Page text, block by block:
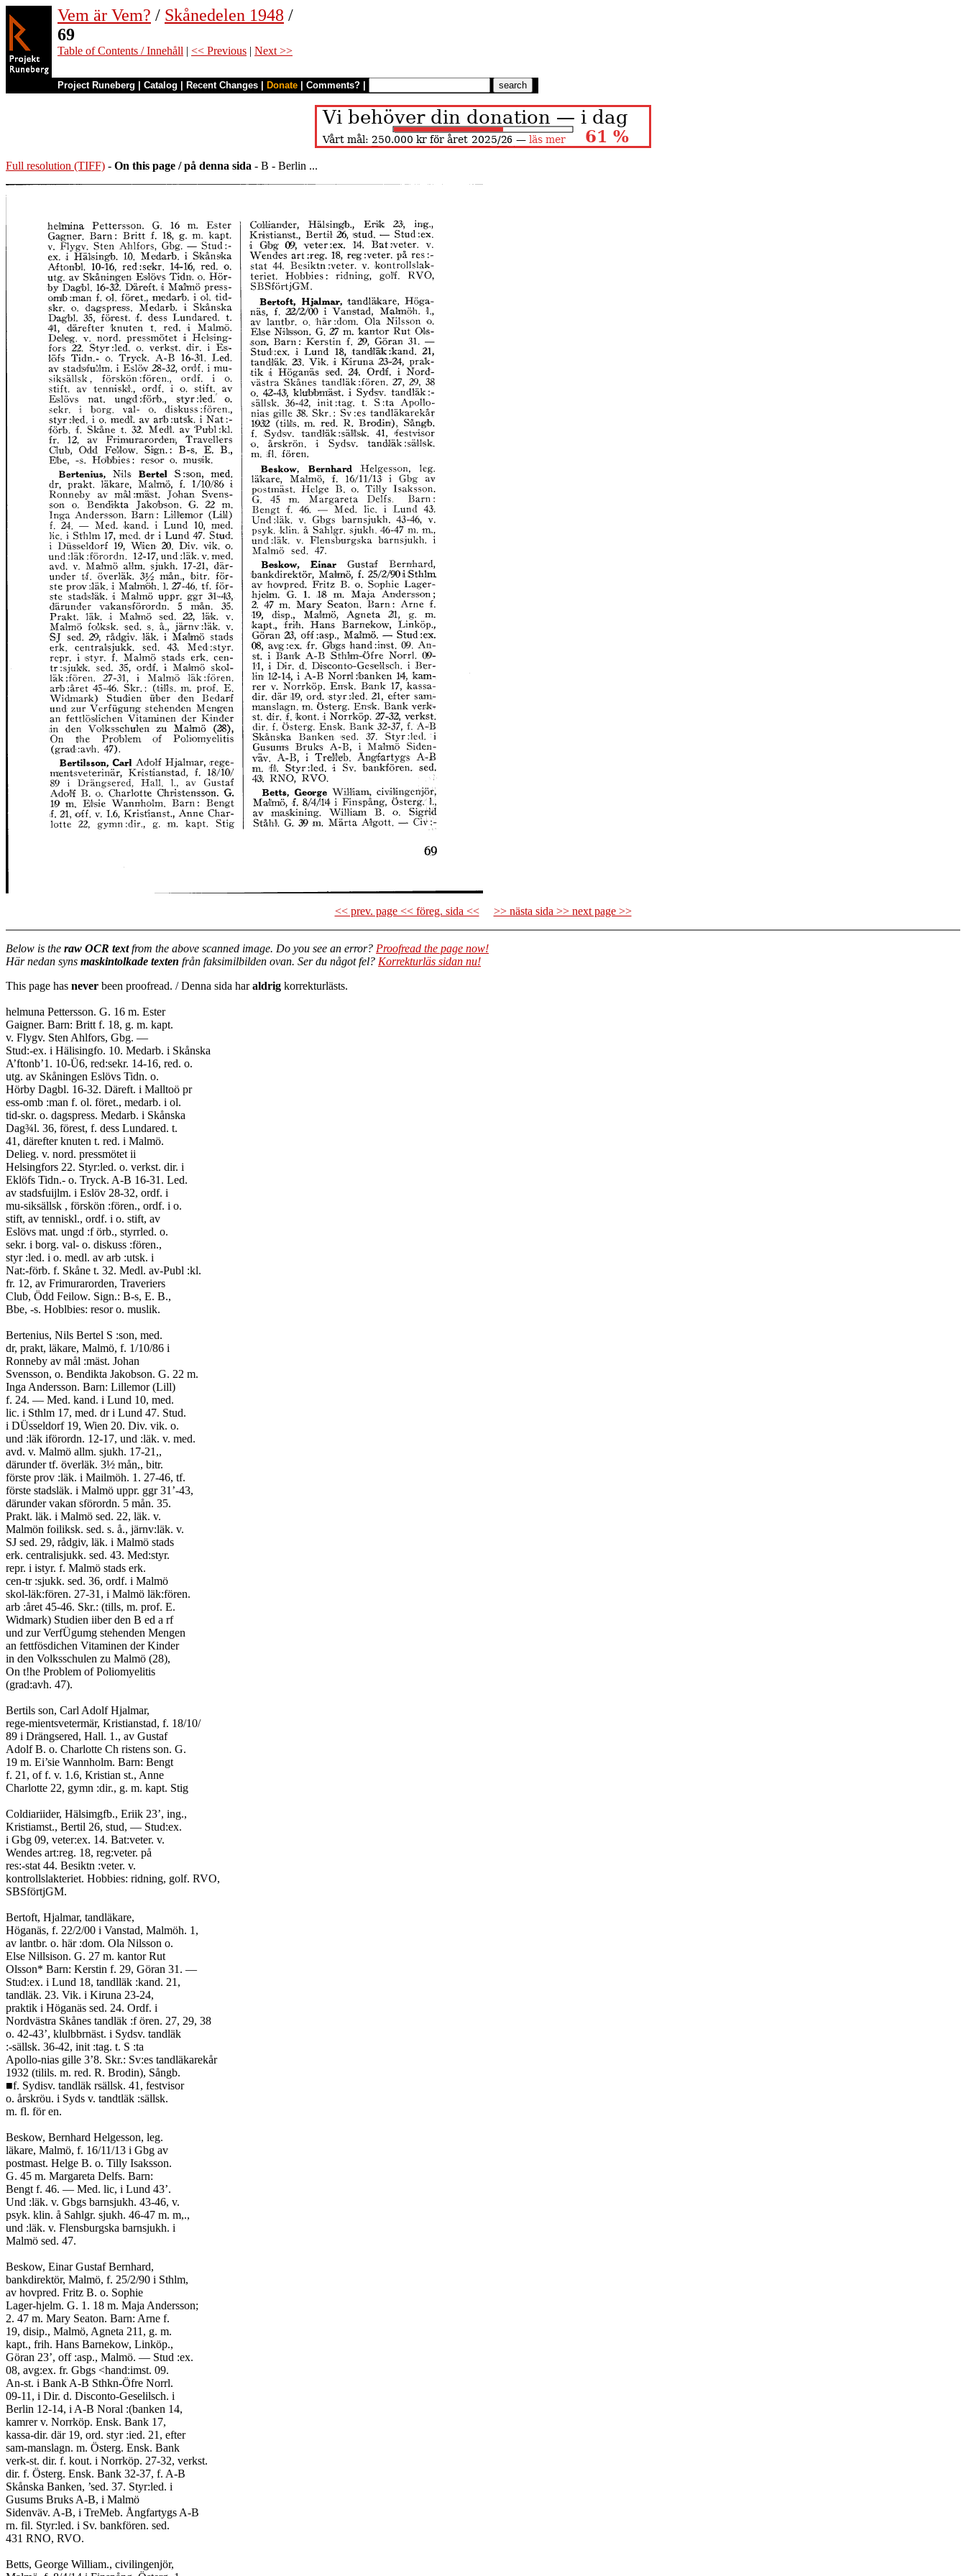
Vem är Vem? / Skånedelen 1948 /
69
Table of Contents / Innehåll | << Previous | Next >>
Project Runeberg Catalog Recent Changes Donate Comments?
Full resolution (TIFF) - On this page / på denna sida - B - Berlin ...
<< prev. page << föreg. sida << >> nästa sida >> next page >>
Below is the raw OCR textfrom the above scanned image. Do you see an error? Proofread the page now!
Här nedan syns maskintolkade texten från faksimilbilden ovan. Ser du något fel? Korrekturläs sidan nu!
This page has never been proofread. / Denna sida haraldrig korrekturlästs.
helmuna Pettersson. G. 16 m. Ester
Gaigner. Barn: Britt f. 18, g. m. kapt.
v. Flygv. Sten Ahlfors, Gbg. —
Stud:-ex. i Hälisingfo. 10. Medarb. i Skånska
A’ftonb’1. 10-Ü6, red:sekr. 14-16, red. o.
utg. av Skåningen Eslövs Tidn. o.
Hörby Dagbl. 16-32. Däreft. i Malltoö pr
ess-omb :man f. ol. föret., medarb. i ol.
tid-skr. o. dagspress. Medarb. i Skånska
Dag¾l. 36, förest, f. dess Lundared. t.
41, därefter knuten t. red. i Malmö.
Delieg. v. nord. pressmötet ii
Helsingfors 22. Styr:led. o. verkst. dir. i
Eklöfs Tidn.- o. Tryck. A-B 16-31. Led.
av stadsfuijlm. i Eslöv 28-32, ordf. i
mu-siksällsk , förskön :fören., ordf. i o.
stift, av tenniskl., ordf. i o. stift, av
Eslövs mat. ungd :f örb., styrrled. o.
sekr. i borg. val- o. diskuss :fören.,
styr :led. i o. medl. av arb :utsk. i
Nat:-förb. f. Skåne t. 32. Medl. av-Publ :kl.
fr. 12, av Frimurarorden, Traveriers
Club, Ödd Feilow. Sign.: B-s, E. B.,
Bbe, -s. Hoblbies: resor o. muslik.
Bertenius, Nils Bertel S :son, med.
dr, prakt, läkare, Malmö, f. 1/10/86 i
Ronneby av mål :mäst. Johan
Svensson, o. Bendikta Jakobson. G. 22 m.
Inga Andersson. Barn: Lillemor (Lill)
f. 24. — Med. kand. i Lund 10, med.
lic. i Sthlm 17, med. dr i Lund 47. Stud.
i DÜsseldorf 19, Wien 20. Div. vik. o.
und :läk iförordn. 12-17, und :läk. v. med.
avd. v. Malmö allm. sjukh. 17-21,,
därunder tf. överläk. 3½ mån,, bitr.
förste prov :läk. i Mailmöh. 1. 27-46, tf.
förste stadsläk. i Malmö uppr. ggr 31’-43,
därunder vakan sförordn. 5 mån. 35.
Prakt. läk. i Malmö sed. 22, läk. v.
Malmön foiliksk. sed. s. å., järnv:läk. v.
SJ sed. 29, rådgiv, läk. i Malmö stads
erk. centralisjukk. sed. 43. Med:styr.
repr. i istyr. f. Malmö stads erk.
cen-tr :sjukk. sed. 36, ordf. i Malmö
skol-läk:fören. 27-31, i Malmö läk:fören.
arb :året 45-46. Skr.: (tills, m. prof. E.
Widmark) Studien iiber den B ed a rf
und zur VerfÜgumg stehenden Mengen
an fettfösdichen Vitaminen der Kinder
in den Volksschulen zu Malmö (28),
On t!he Problem of Poliomyelitis
(grad:avh. 47).
Bertils son, Carl Adolf Hjalmar,
rege-mientsvetermär, Kristianstad, f. 18/10/
89 i Drängsered, Hall. 1., av Gustaf
Adolf B. o. Charlotte Ch ristens son. G.
19 m. Ei’sie Wannholm. Barn: Bengt
f. 21, of f. v. 1.6, Kristian st., Anne
Charlotte 22, gymn :dir., g. m. kapt. Stig
Coldiariider, Hälsimgfb., Eriik 23’, ing.,
Kristiamst., Bertil 26, stud, — Stud:ex.
i Gbg 09, veter:ex. 14. Bat:veter. v.
Wendes art:reg. 18, reg:veter. på
res:-stat 44. Besiktn :veter. v.
kontrollslakteriet. Hobbies: ridning, golf. RVO,
SBSförtjGM.
Bertoft, Hjalmar, tandläkare,
Höganäs, f. 22/2/00 i Vanstad, Malmöh. 1,
av lantbr. o. här :dom. Ola Nilsson o.
Else Nillsison. G. 27 m. kantor Rut
Olsson* Barn: Kerstin f. 29, Göran 31. —
Stud:ex. i Lund 18, tandlläk :kand. 21,
tandläk. 23. Vik. i Kiruna 23-24,
praktik i Höganäs sed. 24. Ordf. i
Nordvästra Skånes tandläk :f ören. 27, 29, 38
o. 42-43’, klulbbrnäst. i Sydsv. tandläk
:-sällsk. 36-42, init :tag. t. S :ta
Apollo-nias gille 3’8. Skr.: Sv:es tandläkarekår
1932 (tilils. m. red. R. Brodin), Sångb.
■f. Sydisv. tandläk rsällsk. 41, festvisor
o. årskröu. i Syds v. tandtläk :sällsk.
m. fl. för en.
Beskow, Bernhard Helgesson, leg.
läkare, Malmö, f. 16/11/13 i Gbg av
postmast. Helge B. o. Tilly Isaksson.
G. 45 m. Margareta Delfs. Barn:
Bengt f. 46. — Med. lic, i Lund 43’.
Und :läk. v. Gbgs barnsjukh. 43-46, v.
psyk. klin. å Sahlgr. sjukh. 46-47 m. m,.,
und :läk. v. Flensburgska barnsjukh. i
Malmö sed. 47.
Beskow, Einar Gustaf Bernhard,
bankdirektör, Malmö, f. 25/2/90 i Sthlm,
av hovpred. Fritz B. o. Sophie
Lager-hjelm. G. 1. 18 m. Maja Andersson;
2. 47 m. Mary Seaton. Barn: Arne f.
19, disip., Malmö, Agneta 211, g. m.
kapt., frih. Hans Barnekow, Linköp.,
Göran 23’, off :asp., Malmö. — Stud :ex.
08, avg:ex. fr. Gbgs <hand:imst. 09.
An-st. i Bank A-B Sthkn-Öfre Norrl.
09-11, i Dir. d. Disconto-Geselilsch. i
Berlin 12-14, i A-B Noral :(banken 14,
kamrer v. Norrköp. Ensk. Bank 17,
kassa-dir. där 19, ord. styr :ied. 21, efter
sam-manslagn. m. Österg. Ensk. Bank
verk-st. dir. f. kout. i Norrköp. 27-32, verkst.
dir. f. Österg. Ensk. Bank 32-37, f. A-B
Skånska Banken, ’sed. 37. Styr:led. i
Gusums Bruks A-B, i Malmö
Sidenväv. A-B, i TreMeb. Ångfartygs A-B
rn. fil. Styr:led. i Sv. bankfören. sed.
431 RNO, RVO.
Betts, George William., civilingenjör,